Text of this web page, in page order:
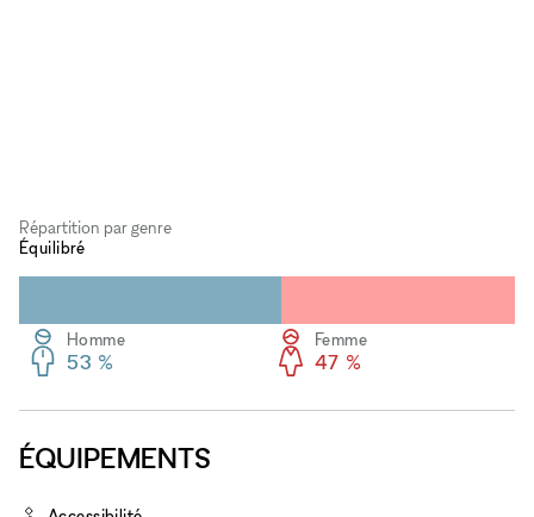
Répartition par genre
Équilibré
Femme
47 %
Homme
53 %
ÉQUIPEMENTS